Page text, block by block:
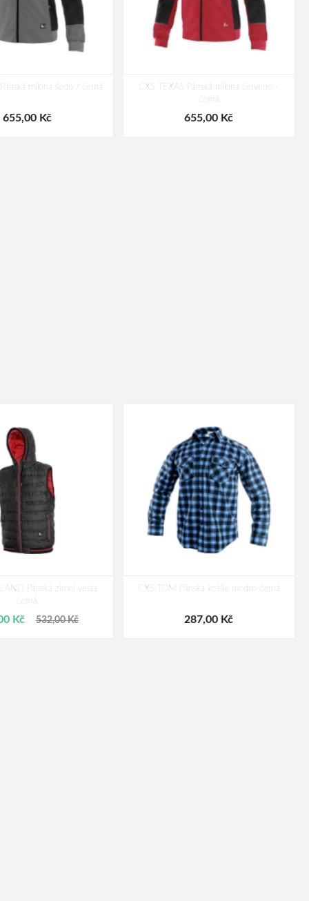
Pánská mikina šedo / černá
655,00 Kč
CXS TEXAS Pánská mikina červeno -
černá
655,00 Kč
Pánská zimní vesta
černá
Kč 532,00 Kč
CXS TOM Pánská košile modro-černá
287,00 Kč